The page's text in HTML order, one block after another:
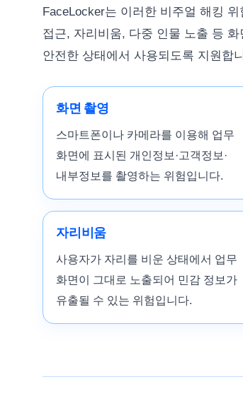
FaceLocker는 이러한 비주얼 해킹
접근, 자리비움, 다중 인물 노출 등
안전한 상태에서 사용되도록 지원합
화면 촬영
스마트폰이나 카메라를 이용해 업무
화면에 표시된 개인정보·고객정보·
내부정보를 촬영하는 위험입니다.
자리비움
사용자가 자리를 비운 상태에서 업무
화면이 그대로 노출되어 민감 정보가
유출될 수 있는 위험입니다.